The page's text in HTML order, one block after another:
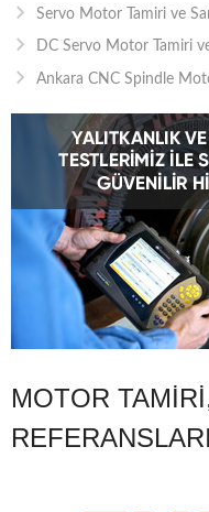
Servo Motor Tamiri ve
DC Servo Motor Tamiri ve
Ankara CNC Spindle
MOTOR